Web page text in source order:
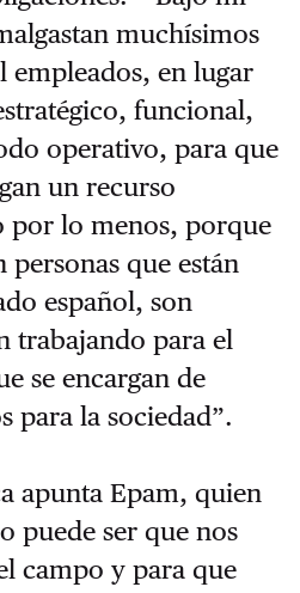
muchísimos
empleados, en lugar
funcional,
operativo, para que
un recurso
por lo menos, porque
que están
español, son
trabajando para el
se encargan de
para la sociedad”.
apunta Epam, quien
puede ser que nos
campo y para que